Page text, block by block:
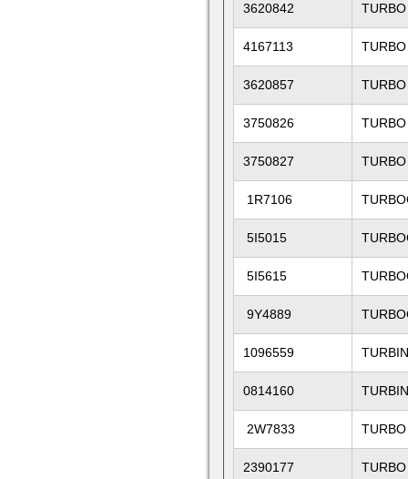
3620842
4167113
3620857
3750826
3750827
1R7106
5I5015
5I5615
9Y4889
1096559
0814160
2W7833
2390177